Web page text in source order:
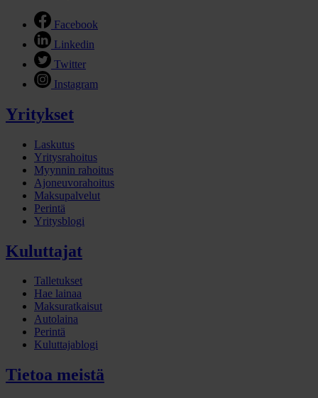
Facebook
Linkedin
Twitter
Instagram
Yritykset
Laskutus
Yritysrahoitus
Myynnin rahoitus
Ajoneuvorahoitus
Maksupalvelut
Perintä
Yritysblogi
Kuluttajat
Talletukset
Hae lainaa
Maksuratkaisut
Autolaina
Perintä
Kuluttajablogi
Tietoa meistä